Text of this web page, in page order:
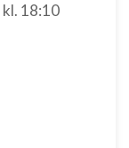
kl. 18:10